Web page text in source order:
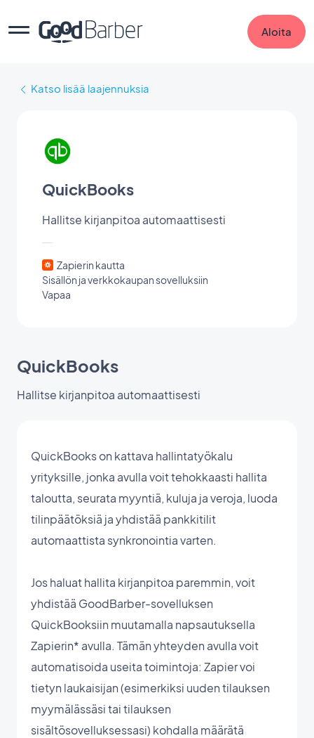
Aloita
Katso lisää laajennuksia
QuickBooks
Hallitse kirjanpitoa automaattisesti
Zapierin kautta
Sisällön ja verkkokaupan sovelluksiin
Vapaa
QuickBooks
Hallitse kirjanpitoa automaattisesti
QuickBooks on kattava hallintatyökalu
yrityksille, jonka avulla voit tehokkaasti hallita
taloutta, seurata myyntiä, kuluja ja veroja, luoda
tilinpäätöksiä ja yhdistää pankkitilit
automaattista synkronointia varten.
Jos haluat hallita kirjanpitoa paremmin, voit
yhdistää GoodBarber-sovelluksen
QuickBooksiin muutamalla napsautuksella
Zapierin* avulla. Tämän yhteyden avulla voit
automatisoida useita toimintoja: Zapier voi
tietyn laukaisijan (esimerkiksi uuden tilauksen
myymälässäsi tai tilauksen
sisältösovelluksessasi) kohdalla määrätä